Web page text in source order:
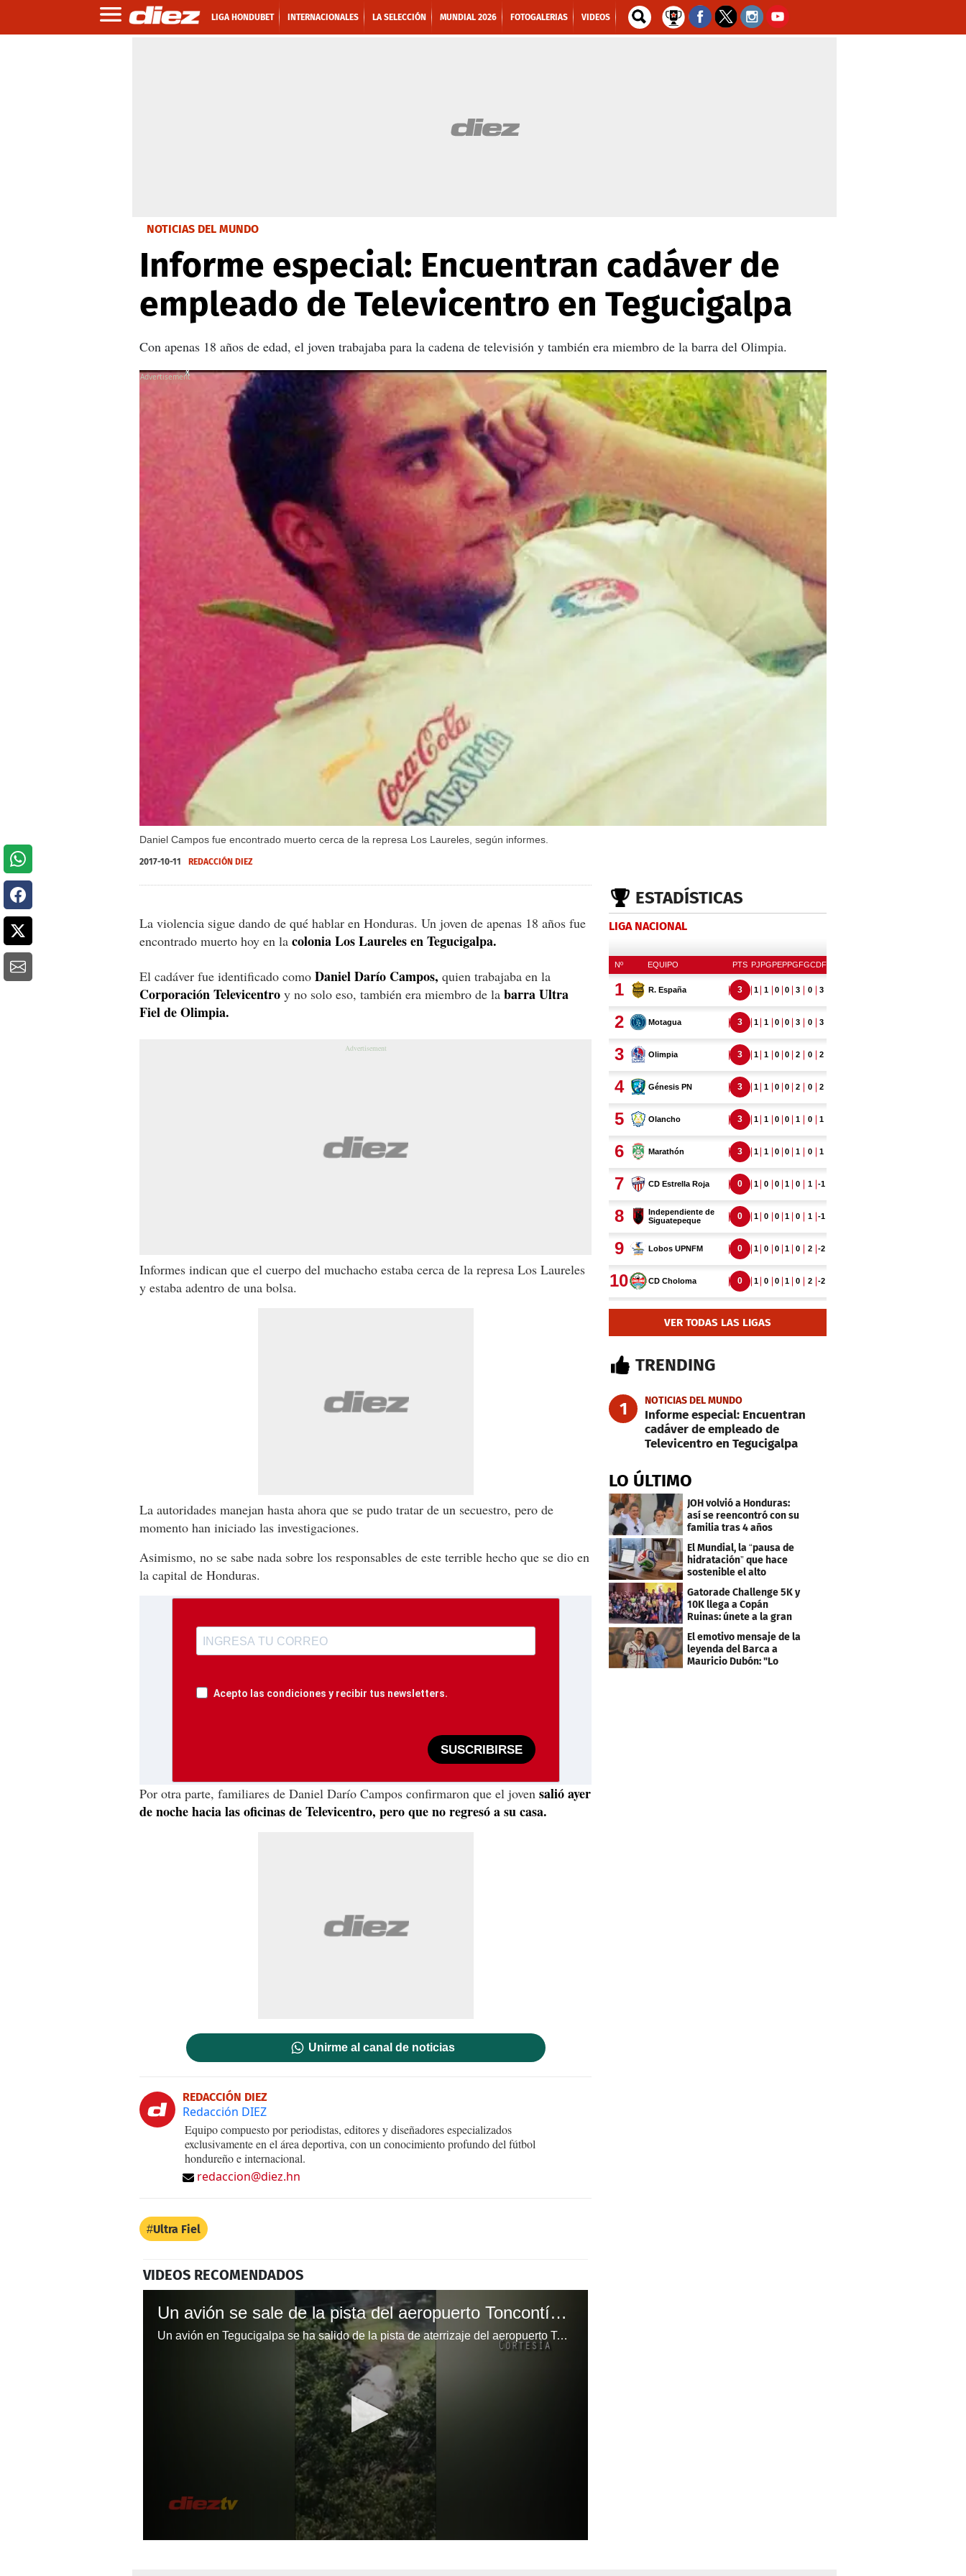
LIGA HONDUBET INTERNACIONALES LA SELECCIÓN MUNDIAL 2026 FOTOGALERIAS VIDEOS
NOTICIAS DEL MUNDO
Informe especial: Encuentran cadáver de
empleado de Televicentro en Tegucigalpa
Con apenas 18 años de edad, el joven trabajaba para la cadena de televisión y también era miembro de la barra del Olimpia.
Daniel Campos fue encontrado muerto cerca de la represa Los Laureles, según informes.
X
2017-10-11 REDACCIÓN DIEZ
La violencia sigue dando de qué hablar en Honduras. Un joven de apenas 18 años fue
encontrado muerto hoy en la colonia Los Laureles en Tegucigalpa.
El cadáver fue identificado como Daniel Darío Campos, quien trabajaba en la
Corporación Televicentro y no solo eso, también era miembro de la barra Ultra
Fiel de Olimpia.
Informes indican que el cuerpo del muchacho estaba cerca de la represa Los Laureles
y estaba adentro de una bolsa.
La autoridades manejan hasta ahora que se pudo tratar de un secuestro, pero de
momento han iniciado las investigaciones.
Asimismo, no se sabe nada sobre los responsables de este terrible hecho que se dio en
la capital de Honduras.
Acepto las condiciones y recibir tus newsletters.
SUSCRIBIRSE
Por otra parte, familiares de Daniel Darío Campos confirmaron que el joven salió ayer
de noche hacia las oficinas de Televicentro, pero que no regresó a su casa.
Unirme al canal de noticias
REDACCIÓN DIEZ
Redacción DIEZ
Equipo compuesto por periodistas, editores y diseñadores especializados
exclusivamente en el área deportiva, con un conocimiento profundo del fútbol
hondureño e internacional.
redaccion@diez.hn
Ultra Fiel
VIDEOS RECOMENDADOS
Un avión se sale de la pista del aeropuerto Toncontín en Tegucigalpa, Honduras
Un avión en Tegucigalpa se ha salido de la pista de aterrizaje del aeropuerto Toncontín en Tegucigalpa
ESTADÍSTICAS
LIGA NACIONAL
VER TODAS LAS LIGAS
TRENDING
1 NOTICIAS DEL MUNDO
Informe especial: Encuentran
cadáver de empleado de
Televicentro en Tegucigalpa
LO ÚLTIMO
JOH volvió a Honduras:
así se reencontró con su
familia tras 4 años
El Mundial, la “pausa de
hidratación” que hace
sostenible el alto
desempeño e impulsa la
cultura organizacional
Gatorade Challenge 5K y
10K llega a Copán
Ruinas: únete a la gran
fiesta de deporte y
cultura
El emotivo mensaje de la
leyenda del Barca a
Mauricio Dubón: "Lo